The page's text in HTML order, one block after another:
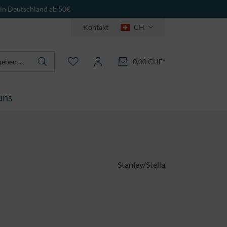
Deutschland ab 50€
Kontakt CH
0,00 CHF*
Stanley/Stella